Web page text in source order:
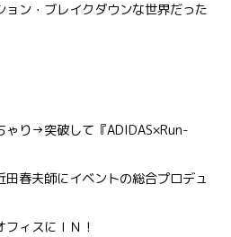
ン・ブレイクダウンな世界だった
り→突破して『ADIDAS×Run-
春夫師にイベントの総合プロデュ
ィスにＩＮ！